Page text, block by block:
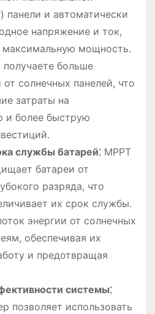
панели и автоматически
напряжение и ток,
максимальную мощность․
получаете больше
от солнечных панелей, что
затраты на
и более быструю
службы батарей⁚MPPT
батареи от
разряда, что
их срок службы․
энергии от солнечных
обеспечивая их
и предотвращая
системы⁚
позволяет использовать